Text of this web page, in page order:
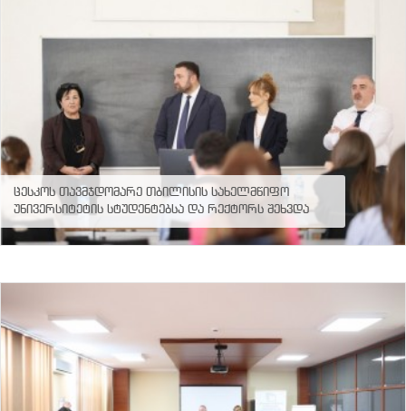
სტრატეგიული
არჩევნების
სანდოობის
რისკების
მართვის
გეგმა
გენდერული
თანასწორობის
პოლიტიკა
ანგარიშები
მიღწევები
პოლიტიკა
სიახლეები
საჯარო
ინფორმაცია
სასწავლო
ცესკოს თავმჯდომარე თბილისის სახელმწიფო
უნივერსიტეტის სტუდენტებსა და რექტორს შეხვდა